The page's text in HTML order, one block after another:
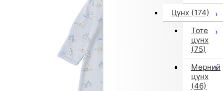
Цүнх (174)
Тоте
цүнх
(75)
Мөрний
цүнх
(46)